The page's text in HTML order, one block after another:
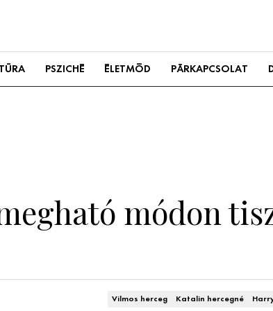
PSZICHÉ ÉLETMÓD PÁRKAPCSOLAT
módon
Vilmos herceg Katalin hercegné